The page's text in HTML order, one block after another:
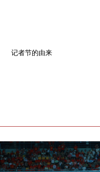
记者节的由来